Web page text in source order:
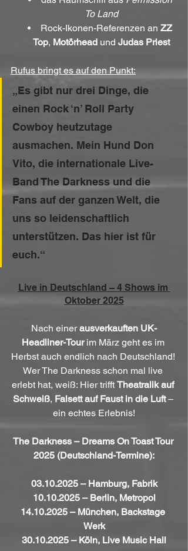
To Land
Rock-Ikonen-Referenzen an ZZ
Top, Motörhead und Judas Priest
Rufus bringt es auf den Punkt:
„Es gibt nur drei Dinge, die
einen Rock ‘n’ Roll Party
Cowboy heutzutage
ausmachen. Mein Hund Don
Vito, die internationale Live-
Band The Darkness und die
Fans auf der ganzen Welt, die
uns so leidenschaftlich
unterstützen. Das hier ist für
euch.“
Live in Deutschland – 4 Shows im
Oktober 2025
Nach einer ausverkauften UK-
Headliner-Tour im März geht es im
Herbst auch endlich nach Deutschland!
Wer The Darkness schon mal live
erlebt hat, weiß: Hier trifft Theatralik auf
Schweiß, Falsett auf Faust in die Luft –
ein echtes Erlebnis!
The Darkness – Dreams On Toast Tour
2025 (Deutschland-Termine):
03.10.2025 – Hamburg, Fabrik
10.10.2025 – Berlin, Metropol
14.10.2025 – München, Backstage
Werk
30.10.2025 – Köln, Live Music Hall